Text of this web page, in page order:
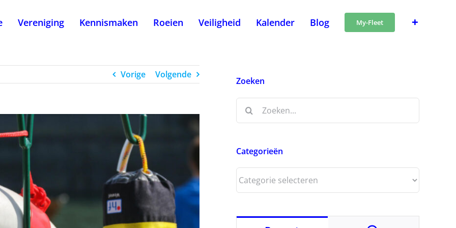
Vereniging Kennismaken Roeien Veiligheid Kalender Blog My-Fleet
Vorige Volgende
Zoeken
Zoeken
naar:
Categorieën
Categorieën